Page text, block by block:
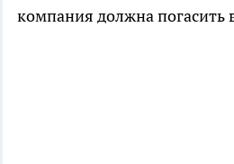
компания должна